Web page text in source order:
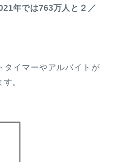
年では763万人と２／
タイマーやアルバイトが
。